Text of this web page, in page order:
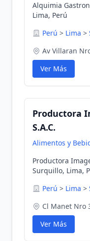
Alquimia
Lima, Perú
Perú > Lima >
Av Villaran
Ver Más
Productora
S.A.C.
Alimentos y
Productora
Surquillo, Lima,
Perú > Lima >
Cl Manet Nro
Ver Más